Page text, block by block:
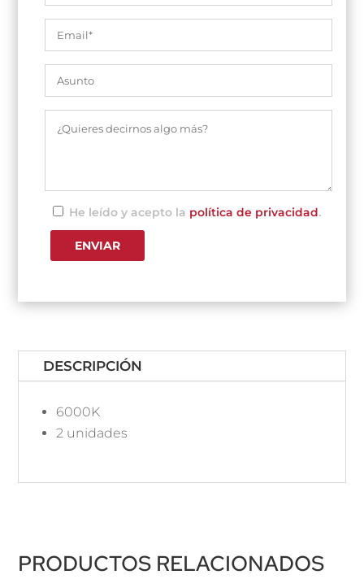
He leído y acepto la política de privacidad.
DESCRIPCIÓN
6000K
2 unidades
PRODUCTOS RELACIONADOS